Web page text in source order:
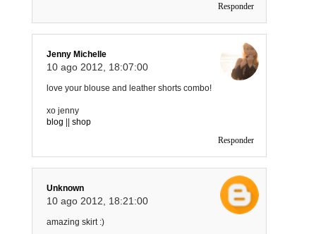
Responder
Jenny Michelle
10 ago 2012, 18:07:00
love your blouse and leather shorts combo!
xo jenny
blog
shop
Responder
Unknown
10 ago 2012, 18:21:00
amazing skirt :)